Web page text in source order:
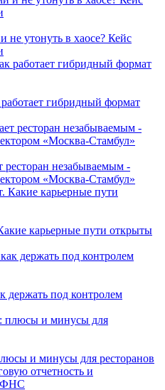
не утонуть в хаосе? Кейс
гибридный формат
ресторан незабываемым -
«Москва-Стамбул»
карьерные пути открыты
держать под контролем
и минусы для ресторанов